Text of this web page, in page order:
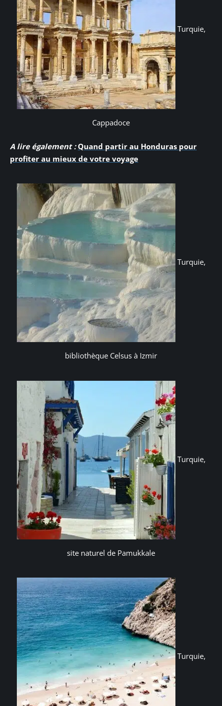
Turquie,
Cappadoce
A lire également : Quand partir au Honduras pour
profiter au mieux de votre voyage
Turquie,
bibliothèque Celsus à Izmir
Turquie,
site naturel de Pamukkale
Turquie,